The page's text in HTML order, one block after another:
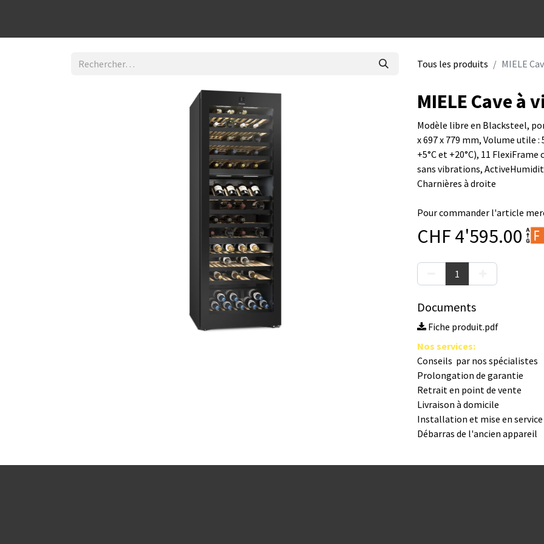
Tous les produits MIELE
MIELE Cave à
Modèle libre en Blacksteel,
x 697 x 779 mm, Volume utile
+5°C et +20°C), 11
sans vibrations,
Charnières à droite
Pour commander l'article
CHF 4'595.00
Documents
Fiche produit.pdf
Nos s​ervices:
Conseils par nos spé​cialistes
Prolongation de garantie
Retrait en point de vente
Livraison à domicile
Installation et mise en
Débarras de l'ancien appareil